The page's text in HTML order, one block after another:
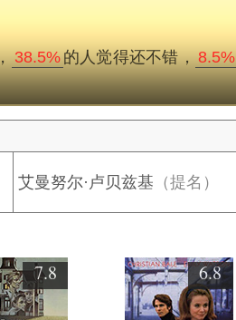
38.5%的人觉得还不错，8.5%
艾曼努尔·卢贝兹基 （提名）
7.8 6.8